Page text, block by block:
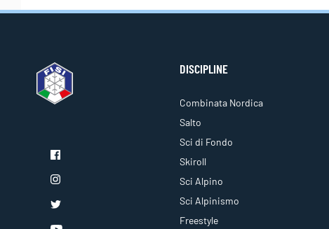
DISCIPLINE
Combinata Nordica
Salto
Sci di Fondo
Skiroll
Sci Alpino
Sci Alpinismo
Freestyle